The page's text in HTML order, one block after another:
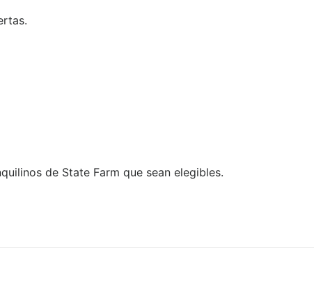
de State Farm que sean elegibles.